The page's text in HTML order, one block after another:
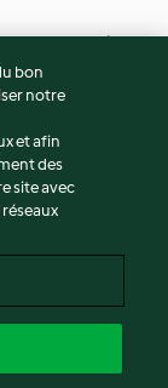
30min
bon
notre
et afin
des
site avec